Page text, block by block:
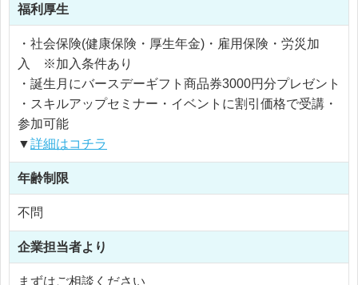
福利厚生
・社会保険(健康保険・厚生年金)・雇用保険・労災加
入 ※加入条件あり
・誕生月にバースデーギフト商品券3000円分プレゼント
・スキルアップセミナー・イベントに割引価格で受講・
参加可能
▼詳細はコチラ
年齢制限
不問
企業担当者より
まずはご相談ください